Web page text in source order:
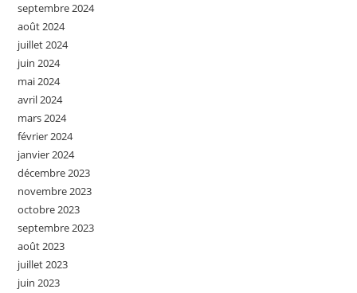
septembre 2024
août 2024
juillet 2024
juin 2024
mai 2024
avril 2024
mars 2024
février 2024
janvier 2024
décembre 2023
novembre 2023
octobre 2023
septembre 2023
août 2023
juillet 2023
juin 2023